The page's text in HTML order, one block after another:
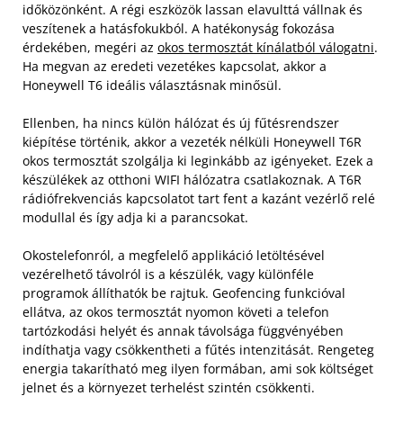
időközönként. A régi eszközök lassan elavulttá vállnak és
veszítenek a hatásfokukból. A hatékonyság fokozása
érdekében, megéri az okos termosztát kínálatból válogatni.
Ha megvan az eredeti vezetékes kapcsolat, akkor a
Honeywell T6 ideális választásnak minősül.
Ellenben, ha nincs külön hálózat és új fűtésrendszer
kiépítése történik, akkor a vezeték nélküli Honeywell T6R
okos termosztát szolgálja ki leginkább az igényeket. Ezek a
készülékek az otthoni WIFI hálózatra csatlakoznak. A T6R
rádiófrekvenciás kapcsolatot tart fent a kazánt vezérlő relé
modullal és így adja ki a parancsokat.
Okostelefonról, a megfelelő applikáció letöltésével
vezérelhető távolról is a készülék, vagy különféle
programok állíthatók be rajtuk. Geofencing funkcióval
ellátva, az okos termosztát nyomon követi a telefon
tartózkodási helyét és annak távolsága függvényében
indíthatja vagy csökkentheti a fűtés intenzitását. Rengeteg
energia takarítható meg ilyen formában, ami sok költséget
jelnet és a környezet terhelést szintén csökkenti.